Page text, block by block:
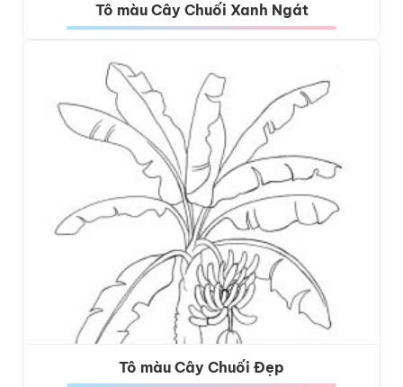
Tô màu Cây Chuối Xanh Ngát
Tô màu Cây Chuối Đẹp